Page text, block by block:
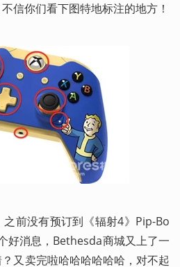
信你们看下图特地标注的地方！
前没有预订到《辐射4》Pip-Bo
好消息，Bethesda商城又上了一
又卖完啦哈哈哈哈哈哈，对不起